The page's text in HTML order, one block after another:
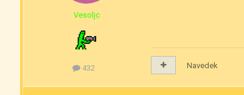
Vesoljc
432 Navedek